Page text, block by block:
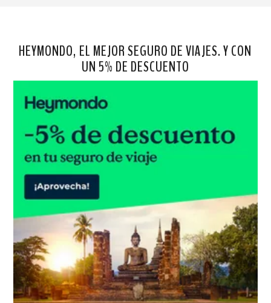
HEYMONDO, EL MEJOR SEGURO DE VIAJES. Y CON
UN 5% DE DESCUENTO